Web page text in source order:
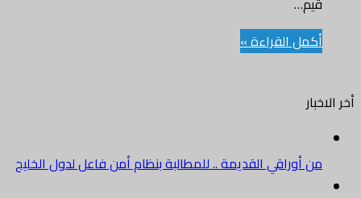
أكمل القراءة »
أخر الاخبار
من أوراقي القديمة .. للمطالبة بنظام أمن فاعل لدول الخليج